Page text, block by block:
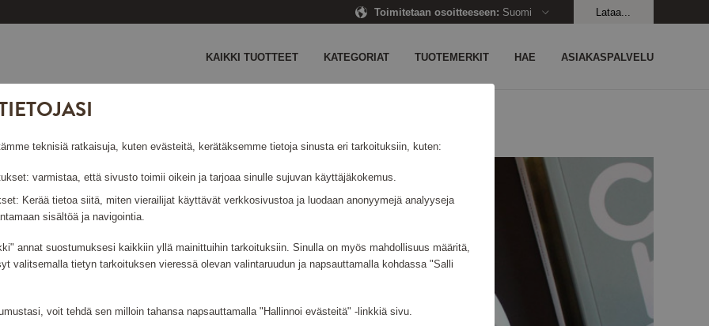
Toimitetaan osoitteeseen: Suomi Lataa...
KAIKKI TUOTTEET KATEGORIAT TUOTEMERKIT HAE ASIAKASPALVELU
teknisiä ratkaisuja, kuten evästeitä, kerätäksemme tietoja sinusta eri tarkoituksiin, kuten:
varmistaa, että sivusto toimii oikein ja tarjoaa sinulle sujuvan käyttäjäkokemus.
Kerää tietoa siitä, miten vierailijat käyttävät verkkosivustoa ja luodaan anonyymejä analyyseja
sisältöä ja navigointia.
annat suostumuksesi kaikkiin yllä mainittuihin tarkoituksiin. Sinulla on myös mahdollisuus määritä,
valitsemalla tietyn tarkoituksen vieressä olevan valintaruudun ja napsauttamalla kohdassa "Salli
voit tehdä sen milloin tahansa napsauttamalla "Hallinnoi evästeitä" -linkkiä sivu.